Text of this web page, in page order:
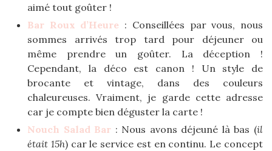
aimé tout goûter !
Bar Roux d’Heure : Conseillées par vous, nous
sommes arrivés trop tard pour déjeuner ou
même prendre un goûter. La déception !
Cependant, la déco est canon ! Un style de
brocante et vintage, dans des couleurs
chaleureuses. Vraiment, je garde cette adresse
car je compte bien déguster la carte !
Nouch Salad Bar : Nous avons déjeuné là bas (il
était 15h) car le service est en continu. Le concept